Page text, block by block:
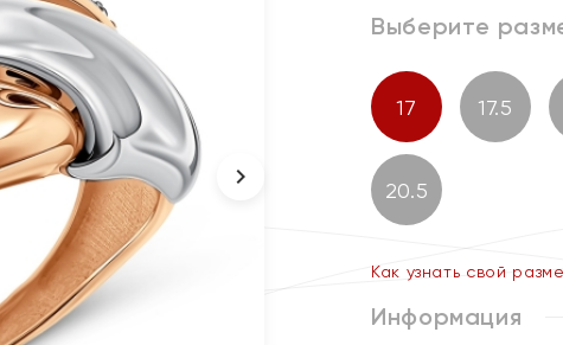
Выберите
17 17.5
20.5
Как узнать свой
Информация